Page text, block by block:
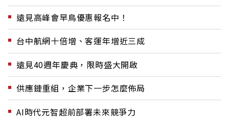
遠見高峰會早鳥優惠報名中！
台中航網十倍增、客運年增近三成
遠見40週年慶典，限時盛大開啟
供應鏈重組，企業下一步怎麼佈局
AI時代元智超前部署未來競爭力